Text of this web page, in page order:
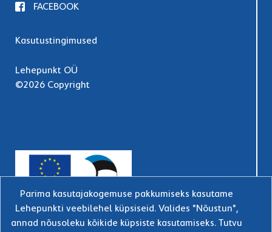
FACEBOOK
Kasutustingimused
Lehepunkt OÜ
©2026 Copyright
Parima kasutajakogemuse pakkumiseks kasutame
Lehepunkti veebilehel küpsiseid. Valides "Nõustun",
annad nõusoleku kõikide küpsiste kasutamiseks. Tutvu